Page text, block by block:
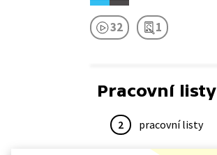
32 1
Pracovní listy
2 pracovní listy